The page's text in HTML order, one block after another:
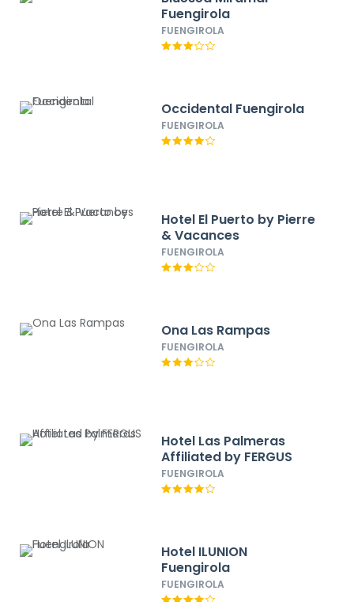
Fuengirola
FUENGIROLA
Occidental Fuengirola
FUENGIROLA
Hotel El Puerto by Pierre
& Vacances
FUENGIROLA
Ona Las Rampas
FUENGIROLA
Hotel Las Palmeras
Affiliated by FERGUS
FUENGIROLA
Hotel ILUNION
Fuengirola
FUENGIROLA